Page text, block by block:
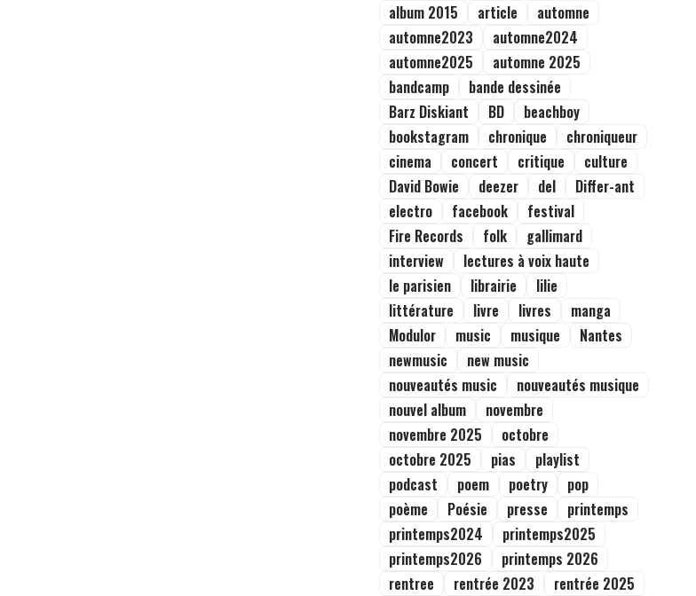
album 2015
article
automne
automne2023
automne2024
automne2025
automne 2025
bandcamp
bande dessinée
Barz Diskiant
BD
beachboy
bookstagram
chronique
chroniqueur
cinema
concert critique
culture
David Bowie
deezer del
Differ-ant
electro
facebook
festival
Fire Records
folk
gallimard
interview
lectures à voix haute
le parisien
librairie
lilie
littérature
livre livres
manga
Modulor
music musique
Nantes
newmusic
new music
nouveautés music
nouveautés musique
nouvel album
novembre
novembre 2025
octobre
octobre 2025
pias
playlist
podcast
poem poetry
pop
poème
Poésie presse
printemps
printemps2024
printemps2025
printemps2026
printemps 2026
rentree
rentrée 2023
rentrée 2025